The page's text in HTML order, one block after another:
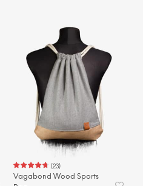
(23)
Vagabond Wood Sports